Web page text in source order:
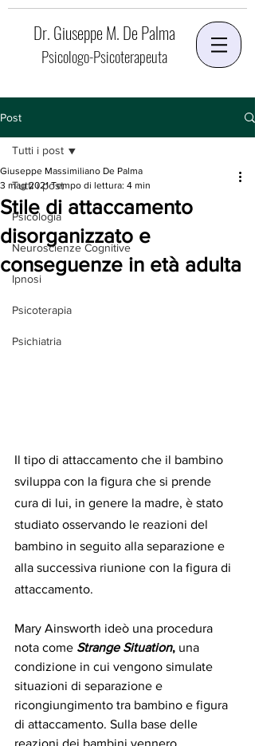
Dr. Giuseppe M. De Palma
Psicologo-Psicoterapeuta
Post
Tutti i post
Psicologia
Neuroscienze Cognitive
Ipnosi
Psicoterapia
Psichiatria
Tutti i post
Stile di attaccamento
disorganizzato e
conseguenze in età adulta
Giuseppe Massimiliano De Palma
3 mag 2021 Tempo di lettura: 4 min
Il tipo di attaccamento che il bambino
sviluppa con la figura che si prende
cura di lui, in genere la madre, è stato
studiato osservando le reazioni del
bambino in seguito alla separazione e
alla successiva riunione con la figura di
attaccamento.
Mary Ainsworth ideò una procedura
nota come Strange Situation, una
condizione in cui vengono simulate
situazioni di separazione e
ricongiungimento tra bambino e figura
di attaccamento. Sulla base delle
reazioni dei bambini vennero